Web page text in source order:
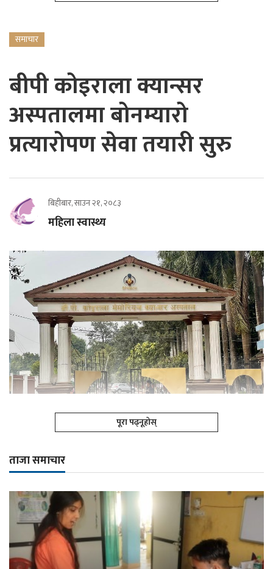
समाचार
बीपी कोइराला क्यान्सर
अस्पतालमा बोनम्यारो
प्रत्यारोपण सेवा तयारी सुरु
बिहीबार, साउन २१, २०८३
महिला स्वास्थ्य
पूरा पढ्नूहोस्
ताजा समाचार